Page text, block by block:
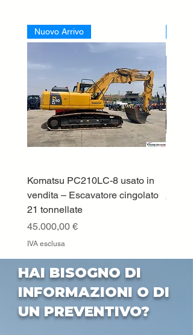
Nuovo Arrivo
Komatsu PC210LC-8 usato in
vendita – Escavatore cingolato
21 tonnellate
Prezzo
45.000,00 €
IVA esclusa
Prezzo
HAI BISOGNO DI
INFORMAZIONI O DI
UN PREVENTIVO?